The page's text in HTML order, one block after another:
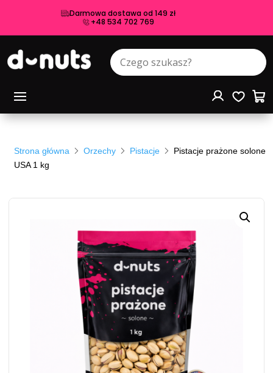
Darmowa dostawa od 149 zł
+48 534 702 769
Strona główna Orzechy Pistacje
Pistacje prażone solone
USA 1 kg